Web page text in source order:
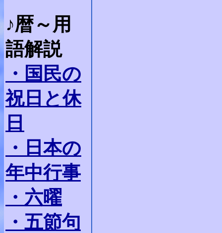
♪暦～用
語解説
・国民の
祝日と休
日
・日本の
年中行事
・六曜
・五節句